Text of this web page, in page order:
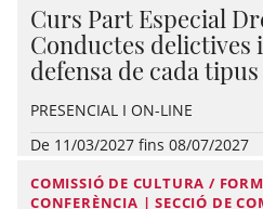
Curs Part Especial
Conductes delictives
defensa de cada
PRESENCIAL I ON-LINE
De 11/03/2027 fins 08/07/2027
COMISSIÓ DE CULTURA /
CONFERÈNCIA | SECCIÓ DE